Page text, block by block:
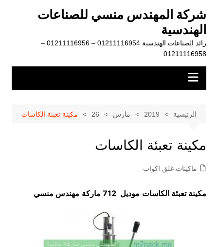
المحتوى
شركة المهندس منسي للصناعات
الهندسية
رائد الصناعات الهندسية 01211116954 – 01211116956 –
01211116958
الرئيسية 2019 مارس 26 مكينة تعبئة الكاسات
مكينة تعبئة الكاسات
ماكينات غلق اكواب
مكينة تعبئة الكاسات موديل 712 ماركة مهندس منسي